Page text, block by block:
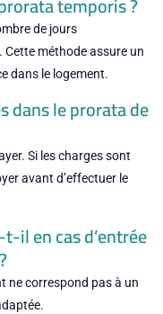
de jours
Cette méthode assure un
dans le logement.
dans le prorata de
Si les charges sont
avant d’effectuer le
il en cas d’entrée
ne correspond pas à un